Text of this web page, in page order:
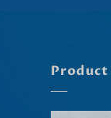
Product